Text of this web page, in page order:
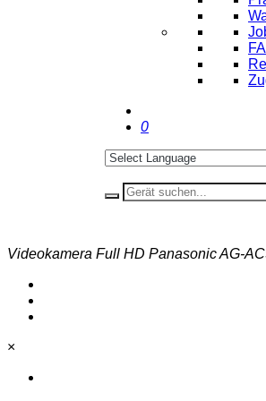
0
Videokamera Full HD Panasonic AG-
×